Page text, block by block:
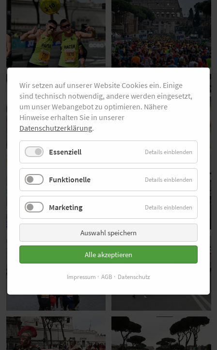
Wir setzen auf unserer Website Cookies ein. Einige
sind technisch notwendig, andere werden eingesetzt,
um unser Webangebot zu optimieren. Nähere
Hinweise erhalten Sie in unserer
Datenschutzerklärung.
Essenziell Details einblenden
Funktionelle Details einblenden
Marketing Details einblenden
Auswahl speichern
Alle akzeptieren
Impressum AGB Datenschutz